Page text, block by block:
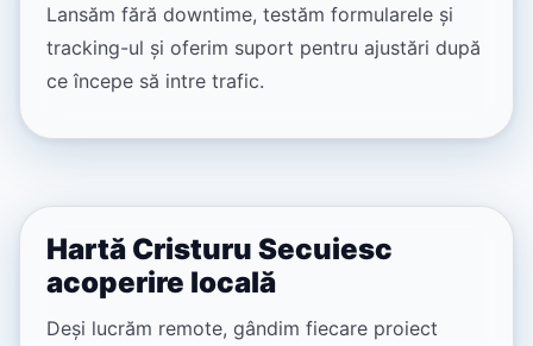
Lansăm fără downtime, testăm formularele și
tracking-ul și oferim suport pentru ajustări după
ce începe să intre trafic.
Hartă Cristuru Secuiesc
acoperire locală
Deși lucrăm remote, gândim fiecare proiect